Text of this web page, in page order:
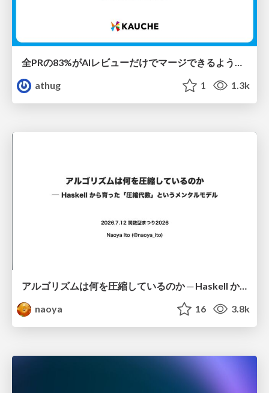
athug
1 1.3k
アルゴリズムは何を圧縮しているのか ─ Haskell から育った「圧縮代数」というメンタルモデル
naoya
16 3.8k